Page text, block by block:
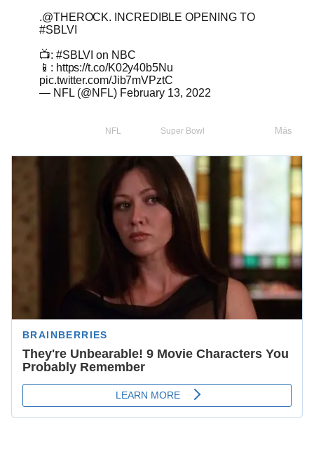
.@THEROCK. INCREDIBLE OPENING TO
#SBLVI
📺: #SBLVI on NBC
📱: https://t.co/K02y40b5Nu
pic.twitter.com/Jib7mVPztC
— NFL (@NFL) February 13, 2022
Más
NFL Super Bowl